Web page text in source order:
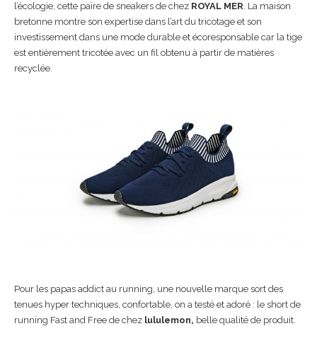
l’écologie, cette paire de sneakers de chez ROYAL MER. La maison
bretonne montre son expertise dans l’art du tricotage et son
investissement dans une mode durable et écoresponsable car la tige
est entièrement tricotée avec un fil obtenu à partir de matières
recyclée.
Pour les papas addict au running, une nouvelle marque sort des
tenues hyper techniques, confortable, on a testé et adoré : le short de
running Fast and Free de chez lululemon, belle qualité de produit.